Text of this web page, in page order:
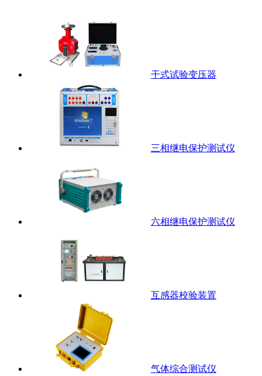
干式试验变压器
三相继电保护测试仪
六相继电保护测试仪
互感器校验装置
气体综合测试仪